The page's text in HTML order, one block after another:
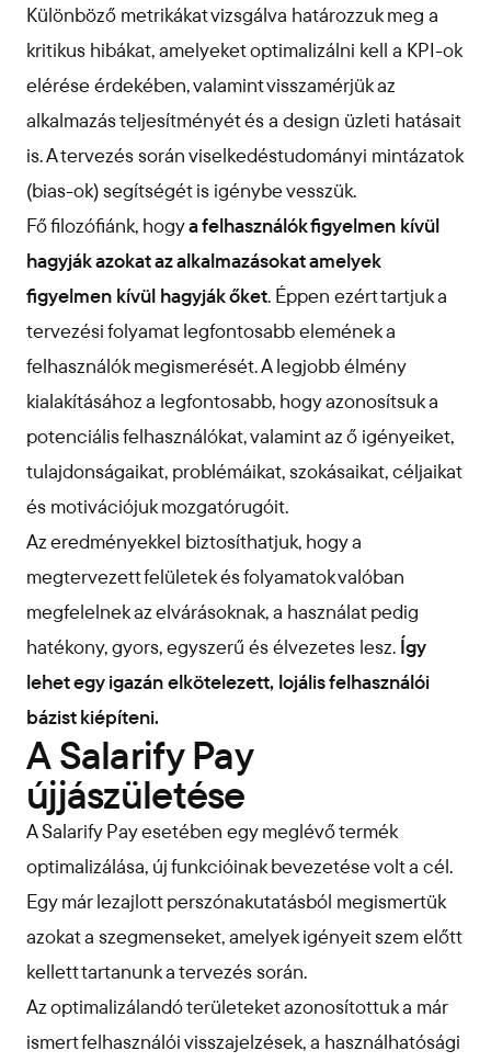
Különböző metrikákat vizsgálva határozzuk meg a
kritikus hibákat, amelyeket optimalizálni kell a KPI-ok
elérése érdekében, valamint visszamérjük az
alkalmazás teljesítményét és a design üzleti hatásait
is. A tervezés során viselkedéstudományi mintázatok
(bias-ok) segítségét is igénybe vesszük.
Fő filozófiánk, hogya felhasználók figyelmen kívül
hagyják azokat az alkalmazásokat amelyek
figyelmen kívül hagyják őket. Éppen ezért tartjuk a
tervezési folyamat legfontosabb elemének a
felhasználók megismerését. A legjobb élmény
kialakításához a legfontosabb, hogy azonosítsuk a
potenciális felhasználókat, valamint az ő igényeiket,
tulajdonságaikat, problémáikat, szokásaikat, céljaikat
és motivációjuk mozgatórugóit.
Az eredményekkel biztosíthatjuk, hogy a
megtervezett felületek és folyamatok valóban
megfelelnek az elvárásoknak, a használat pedig
hatékony, gyors, egyszerű és élvezetes lesz. Így
lehet egy igazán elkötelezett, lojális felhasználói
bázist kiépíteni.
A Salarify Pay
újjászületése
A Salarify Pay esetében egy meglévő termék
optimalizálása, új funkcióinak bevezetése volt a cél.
Egy már lezajlott perszónakutatásból megismertük
azokat a szegmenseket, amelyek igényeit szem előtt
kellett tartanunk a tervezés során.
Az optimalizálandó területeket azonosítottuk a már
ismert felhasználói visszajelzések, a használhatósági